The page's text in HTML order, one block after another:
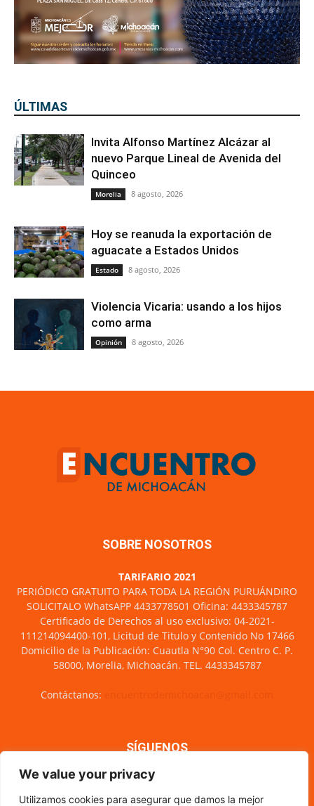
We value your privacy
Utilizamos cookies para asegurar que damos la mejor
ÚLTIMAS
Invita Alfonso Martínez Alcázar al
nuevo Parque Lineal de Avenida del
Quinceo
Morelia 8 agosto, 2026
Hoy se reanuda la exportación de
aguacate a Estados Unidos
Estado 8 agosto, 2026
Violencia Vicaria: usando a los hijos
como arma
Opinión 8 agosto, 2026
SOBRE NOSOTROS
TARIFARIO 2021
PERIÓDICO GRATUITO PARA TODA LA REGIÓN PURUÁNDIRO
SOLICITALO WhatsAPP 4433778501 Oficina: 4433345787
Certificado de Derechos al uso exclusivo: 04-2021-
111214094400-101, Licitud de Titulo y Contenido No 17466
Domicilio de la Publicación: Cuautla N°90 Col. Centro C. P.
58000, Morelia, Michoacán. TEL. 4433345787
Contáctanos:
SÍGUENOS